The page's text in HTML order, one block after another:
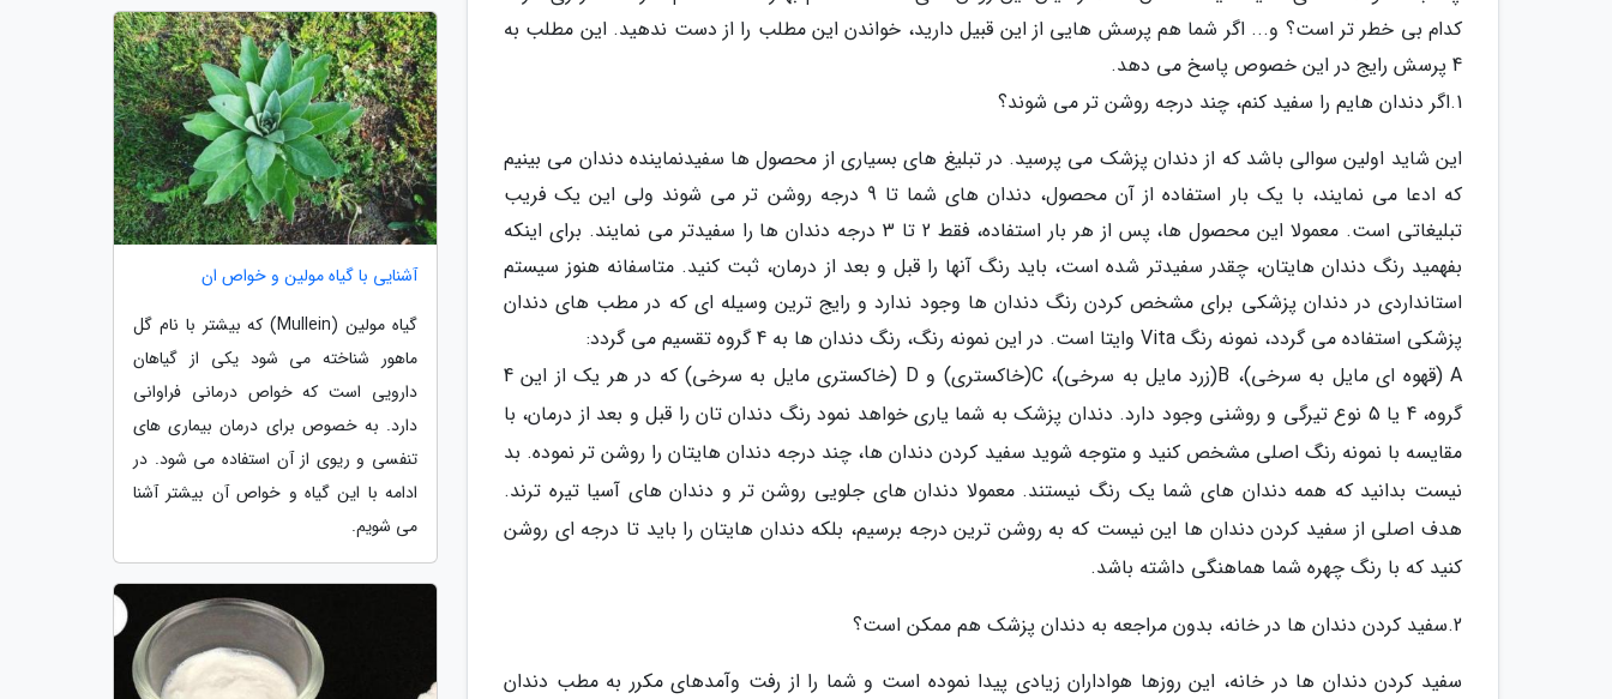
کدام بی خطر تر است؟ و... اگر شما هم پرسش هایی از این قبیل دارید، خواندن این مطلب را از دست ندهید. این مطلب به
4 پرسش رایج در این خصوص پاسخ می دهد.
1.اگر دندان هایم را سفید کنم، چند درجه روشن تر می شوند؟
این شاید اولین سوالی باشد که از دندان پزشک می پرسید. در تبلیغ های بسیاری از محصول ها سفیدنماینده دندان می بینیم
که ادعا می نمایند، با یک بار استفاده از آن محصول، دندان های شما تا 9 درجه روشن تر می شوند ولی این یک فریب
تبلیغاتی است. معمولا این محصول ها، پس از هر بار استفاده، فقط 2 تا 3 درجه دندان ها را سفیدتر می نمایند. برای اینکه
بفهمید رنگ دندان هایتان، چقدر سفیدتر شده است، باید رنگ آنها را قبل و بعد از درمان، ثبت کنید. متاسفانه هنوز سیستم
استانداردی در دندان پزشکی برای مشخص کردن رنگ دندان ها وجود ندارد و رایج ترین وسیله ای که در مطب های دندان
پزشکی استفاده می گردد، نمونه رنگ Vita وایتا است. در این نمونه رنگ، رنگ دندان ها به 4 گروه تقسیم می گردد:
A (قهوه ای مایل به سرخی)، B(زرد مایل به سرخی)، C(خاکستری) و D (خاکستری مایل به سرخی) که در هر یک از این 4
گروه، 4 یا 5 نوع تیرگی و روشنی وجود دارد. دندان پزشک به شما یاری خواهد نمود رنگ دندان تان را قبل و بعد از درمان، با
مقایسه با نمونه رنگ اصلی مشخص کنید و متوجه شوید سفید کردن دندان ها، چند درجه دندان هایتان را روشن تر نموده. بد
نیست بدانید که همه دندان های شما یک رنگ نیستند. معمولا دندان های جلویی روشن تر و دندان های آسیا تیره ترند.
هدف اصلی از سفید کردن دندان ها این نیست که به روشن ترین درجه برسیم، بلکه دندان هایتان را باید تا درجه ای روشن
کنید که با رنگ چهره شما هماهنگی داشته باشد.
2.سفید کردن دندان ها در خانه، بدون مراجعه به دندان پزشک هم ممکن است؟
سفید کردن دندان ها در خانه، این روزها هواداران زیادی پیدا نموده است و شما را از رفت وآمدهای مکرر به مطب دندان
آشنایی با گیاه مولین و خواص ان
گیاه مولین (Mullein) که بیشتر با نام گل
ماهور شناخته می شود یکی از گیاهان
دارویی است که خواص درمانی فراوانی
دارد. به خصوص برای درمان بیماری های
تنفسی و ریوی از آن استفاده می شود. در
ادامه با این گیاه و خواص آن بیشتر آشنا
می شویم.